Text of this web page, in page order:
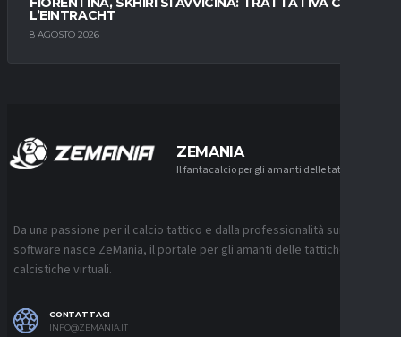
L’EINTRACHT
8 AGOSTO 2026
ZEMANIA
Il fantacalcio per gli amanti delle tattiche
Da una passione per il calcio tattico e dalla professionalità sui
software nasce ZeMania, il portale per gli amanti delle tattiche
calcistiche virtuali.
CONTATTACI
INFO@ZEMANIA.IT